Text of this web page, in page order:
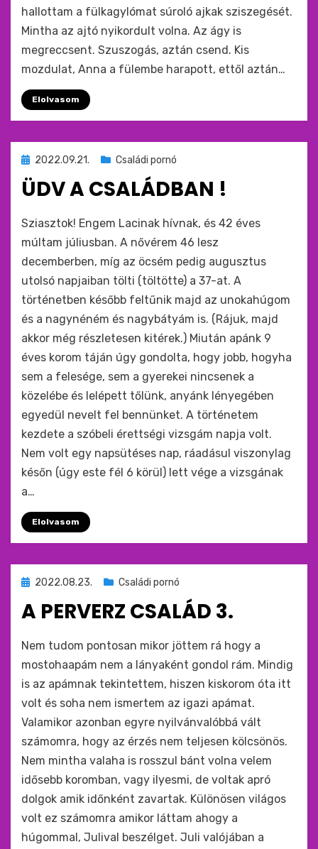
hallottam a fülkagylómat súroló ajkak sziszegését.
Mintha az ajtó nyikordult volna. Az ágy is
megreccsent. Szuszogás, aztán csend. Kis
mozdulat, Anna a fülembe harapott, ettől aztán…
Elolvasom
Beküldve
ide
2022.09.21. Családi pornó
ÜDV A CSALÁDBAN !
by monkey
Sziasztok! Engem Lacinak hívnak, és 42 éves
múltam júliusban. A nővérem 46 lesz
decemberben, míg az öcsém pedig augusztus
utolsó napjaiban tölti (töltötte) a 37-at. A
történetben később feltűnik majd az unokahúgom
és a nagynéném és nagybátyám is. (Rájuk, majd
akkor még részletesen kitérek.) Miután apánk 9
éves korom táján úgy gondolta, hogy jobb, hogyha
sem a felesége, sem a gyerekei nincsenek a
közelébe és lelépett tőlünk, anyánk lényegében
egyedül nevelt fel bennünket. A történetem
kezdete a szóbeli érettségi vizsgám napja volt.
Nem volt egy napsütéses nap, ráadásul viszonylag
későn (úgy este fél 6 körül) lett vége a vizsgának
a…
Elolvasom
Beküldve
:
2022.08.23. Családi pornó
A PERVERZ CSALÁD 3.
monkey
Nem tudom pontosan mikor jöttem rá hogy a
mostohaapám nem a lányaként gondol rám. Mindig
is az apámnak tekintettem, hiszen kiskorom óta itt
volt és soha nem ismertem az igazi apámat.
Valamikor azonban egyre nyilvánvalóbbá vált
számomra, hogy az érzés nem teljesen kölcsönös.
Nem mintha valaha is rosszul bánt volna velem
idősebb koromban, vagy ilyesmi, de voltak apró
dolgok amik időnként zavartak. Különösen világos
volt ez számomra amikor láttam ahogy a
húgommal, Julival beszélget. Juli valójában a